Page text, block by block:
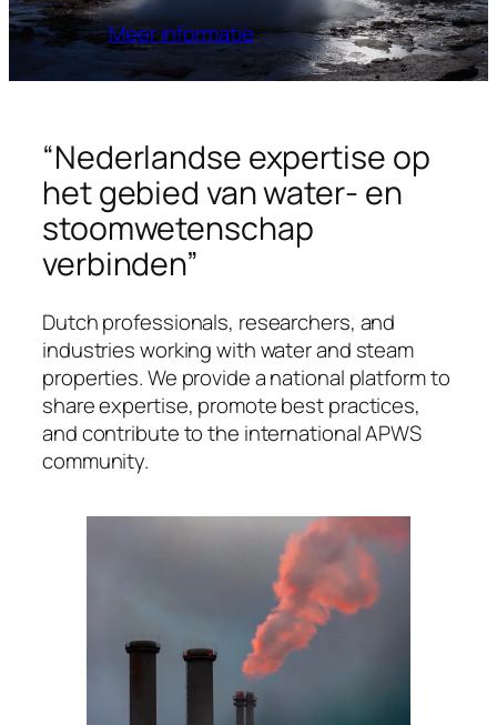
Meer informatie
“Nederlandse expertise op
het gebied van water- en
stoomwetenschap
verbinden”
Dutch professionals, researchers, and
industries working with water and steam
properties. We provide a national platform to
share expertise, promote best practices,
and contribute to the international APWS
community.